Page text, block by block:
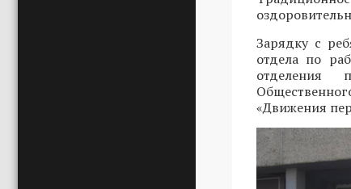
Зарядку с
отдела по
отделения
«Движения